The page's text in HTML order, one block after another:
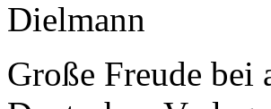
Große Freude bei